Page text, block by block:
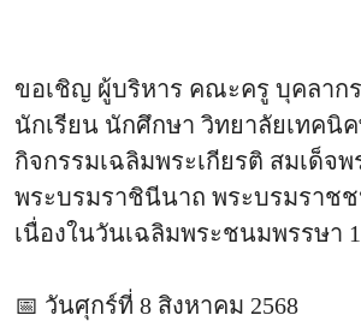
ขอเชิญ ผู้บริหาร คณะครู บุคลาก
นักเรียน นักศึกษา วิทยาลัยเทคนิค
กิจกรรมเฉลิมพระเกียรติ สมเด็จพ
พระบรมราชินีนาถ พระบรมราช
เนื่องในวันเฉลิมพระชนมพรรษา
📅 วันศุกร์ที่ 8 สิงหาคม 2568